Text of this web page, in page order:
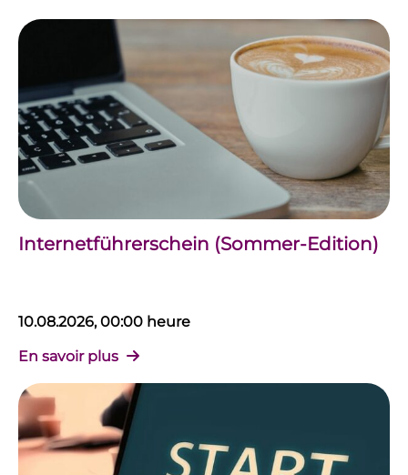
Internetführerschein (Sommer-Edition)
10.08.2026, 00:00 heure
En savoir plus